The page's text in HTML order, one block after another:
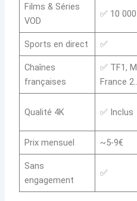
Films & Séries
VOD
✅ 10
Sports en direct ✅
Chaînes
françaises
✅ TF1,
France
Qualité 4K ✅ Inclus
Prix mensuel ~5-9€
Sans
engagement
✅